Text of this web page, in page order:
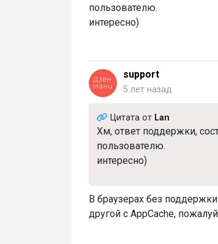
пользователю.
интересно)
support
5 лет назад
Цитата от Lan
Хм, ответ поддержки,
пользователю.
интересно)
В браузерах без
другой с AppCache,